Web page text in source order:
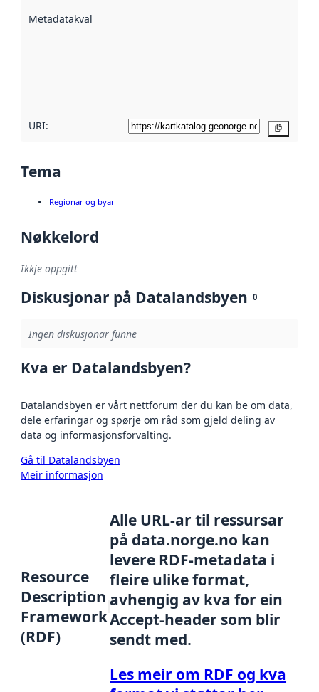
Metadatakvalitet
URI:
Tema
Regionar og byar
Nøkkelord
Ikkje oppgitt
Diskusjonar på Datalandsbyen 0
Ingen diskusjonar funne
Kva er Datalandsbyen?
Datalandsbyen er vårt nettforum der du kan be om data,
dele erfaringar og spørje om råd som gjeld deling av
data og informasjonsforvalting.
Gå til Datalandsbyen
Meir informasjon
Resource
Description
Framework
(RDF)
Alle URL-ar til ressursar
på data.norge.no kan
levere RDF-metadata i
fleire ulike format,
avhengig av kva for ein
Accept-header som blir
sendt med.
Les meir om RDF og kva